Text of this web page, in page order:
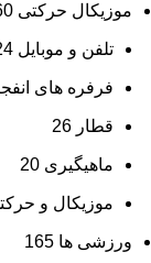
موزیکال حرکتی
تلفن و موبایل
فرفره های
قطار 26
ماهیگیری 20
موزیکال و
ورزشی ها 165